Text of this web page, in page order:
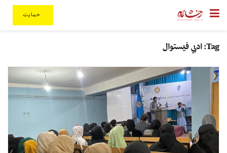
حمایت
Tag: ادبي فیستوال